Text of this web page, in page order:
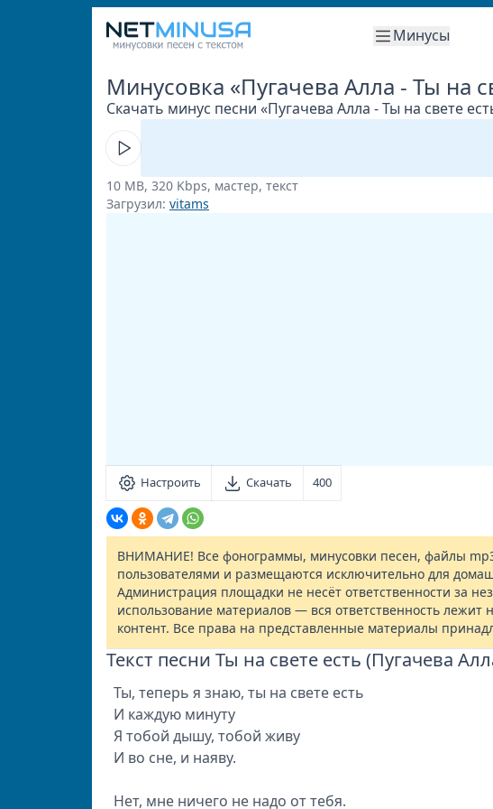
Минусы
Минусовка «Пугачева Алла - Ты на
Скачать минус песни «Пугачева Алла - Ты на свете
10 MB, 320 Kbps, мастер, текст
Загрузил: vitams
Настроить Скачать 400
ВНИМАНИЕ! Все фонограммы, минусовки песен, файлы
пользователями и размещаются исключительно для
Администрация площадки не несёт ответственности за
использование материалов — вся ответственность
контент. Все права на представленные материалы
Текст песни Ты на свете есть (Пугачева
Ты, теперь я знаю, ты на свете есть
И каждую минуту
Я тобой дышу, тобой живу
И во сне, и наяву.
Нет, мне ничего не надо от тебя.